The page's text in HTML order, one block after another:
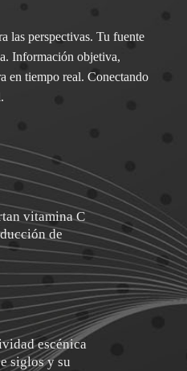
las perspectivas. Tu fuente
Información objetiva,
en tiempo real. Conectando
vitamina C
de
escénica
siglos y su